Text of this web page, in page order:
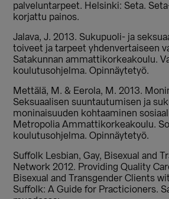
palveluntarpeet. Helsinki: Seta.
korjattu painos.
Jalava, J. 2013. Sukupuoli- ja
toiveet ja tarpeet yhdenvertaiseen
Satakunnan ammattikorkeakoulu.
koulutusohjelma. Opinnäytetyö.
Mettälä, M. & Eerola, M. 2013.
Seksuaalisen suuntautumisen ja
moninaisuuden kohtaaminen
Metropolia Ammattikorkeakoulu.
koulutusohjelma. Opinnäytetyö.
Suffolk Lesbian, Gay, Bisexual and
Network 2012. Providing Quality
Bisexual and Transgender Clients
Suffolk: A Guide for Practicioners.